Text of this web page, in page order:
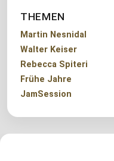
THEMEN
Martin Nesnidal
Walter Keiser
Rebecca Spiteri
Frühe Jahre
JamSession